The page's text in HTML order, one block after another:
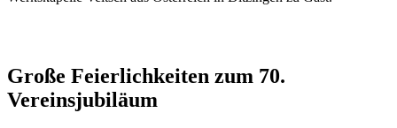
Große Feierlichkeiten zum 70.
Vereinsjubiläum